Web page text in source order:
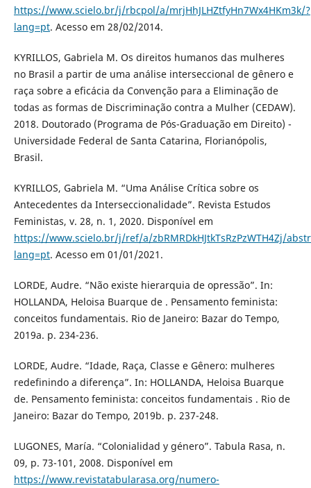
https://www.scielo.br/j/rbcpol/a/mrjHhJLHZtfyHn7Wx4HKm3k/?
lang=pt. Acesso em 28/02/2014.
KYRILLOS, Gabriela M. Os direitos humanos das mulheres
no Brasil a partir de uma análise interseccional de gênero e
raça sobre a eficácia da Convenção para a Eliminação de
todas as formas de Discriminação contra a Mulher (CEDAW).
2018. Doutorado (Programa de Pós-Graduação em Direito) -
Universidade Federal de Santa Catarina, Florianópolis,
Brasil.
KYRILLOS, Gabriela M. “Uma Análise Crítica sobre os
Antecedentes da Interseccionalidade”. Revista Estudos
Feministas, v. 28, n. 1, 2020. Disponível em
https://www.scielo.br/j/ref/a/zbRMRDkHJtkTsRzPzWTH4Zj/
lang=pt. Acesso em 01/01/2021.
LORDE, Audre. “Não existe hierarquia de opressão”. In:
HOLLANDA, Heloisa Buarque de . Pensamento feminista:
conceitos fundamentais. Rio de Janeiro: Bazar do Tempo,
2019a. p. 234-236.
LORDE, Audre. “Idade, Raça, Classe e Gênero: mulheres
redefinindo a diferença”. In: HOLLANDA, Heloisa Buarque
de. Pensamento feminista: conceitos fundamentais . Rio de
Janeiro: Bazar do Tempo, 2019b. p. 237-248.
LUGONES, María. “Colonialidad y género”. Tabula Rasa, n.
09, p. 73-101, 2008. Disponível em
https://www.revistatabularasa.org/numero-